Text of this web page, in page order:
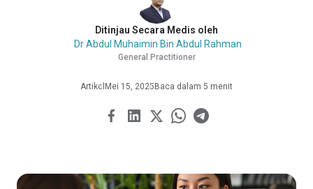
Ditinjau Secara Medis oleh
Dr Abdul Muhaimin Bin Abdul Rahman
General Practitioner
Artikel Mei 15, 2025 Baca dalam 5 menit